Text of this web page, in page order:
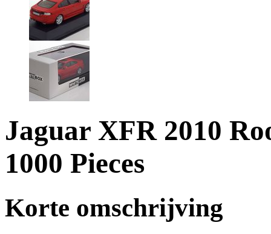
Jaguar XFR 2010
1000 Pieces
Korte omschrijving